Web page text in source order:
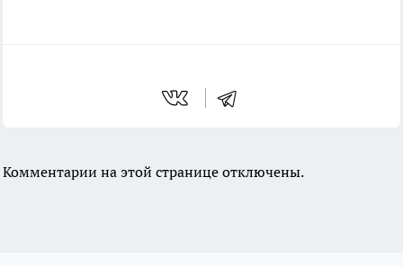
Комментарии на этой странице отключены.